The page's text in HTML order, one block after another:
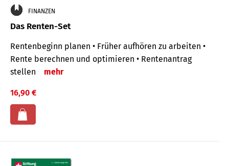
FINANZEN
Das Renten-Set
Rentenbeginn planen • Früher aufhören zu arbeiten •
Rente berechnen und optimieren • Rentenantrag
stellen
mehr
16,90 €